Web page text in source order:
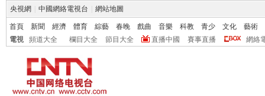
央視網 中國網絡電視台 網站地圖
首頁 新聞 經濟 體育 綜藝 春晚 戲曲 音樂 科教 青少 文化
藝術
電視
頻道大全 欄目大全 節目大全 直播中國 賽事直播 網絡